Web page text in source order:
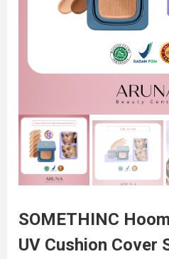
SOMETHINC
UV Cushion Cover